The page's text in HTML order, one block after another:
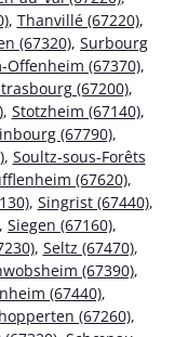
, Thanvillé (67220),
(67320), Surbourg
Offenheim (67370),
(67200),
, Stotzheim (67140),
(67790),
, Soultz-sous-Forêts
(67620),
, Singrist (67440),
, Siegen (67160),
, Seltz (67470),
(67390),
(67440),
(67260),